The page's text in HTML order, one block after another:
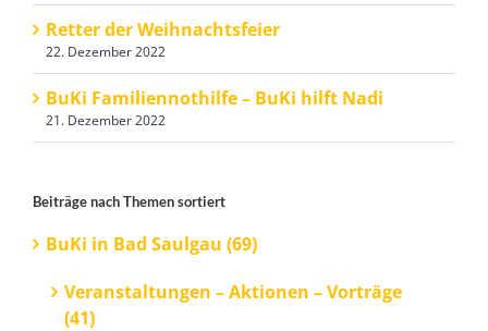
Retter der Weihnachtsfeier
22. Dezember 2022
BuKi Familiennothilfe – BuKi hilft Nadi
21. Dezember 2022
Beiträge nach Themen sortiert
BuKi in Bad Saulgau (69)
Veranstaltungen – Aktionen – Vorträge
(41)